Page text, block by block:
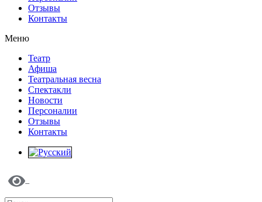
Отзывы
Контакты
Меню
Театр
Афиша
Театральная весна
Спектакли
Новости
Персоналии
Отзывы
Контакты